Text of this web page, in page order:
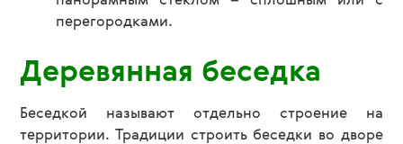
перегородками.
Деревянная беседка
Беседкой называют отдельно строение на
территории. Традиции строить беседки во дворе